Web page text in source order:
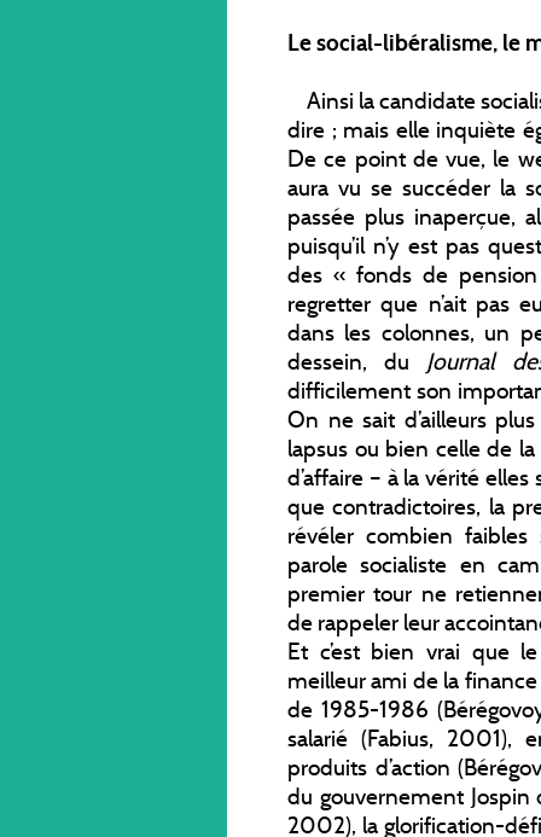
Le social-libéralisme, le
Ainsi la candidate
dire ; mais elle inquiète
De ce point de vue, le
aura vu se succéder la
passée plus inaperçue,
puisqu’il n’y est pas
des « fonds de
regretter que n’ait pas
dans les colonnes, un
dessein, du Journal
difficilement son
On ne sait d’ailleurs
lapsus ou bien celle de
d’affaire – à la vérité
que contradictoires, la
révéler combien
parole socialiste en
premier tour ne
de rappeler leur
Et c’est bien vrai que
meilleur ami de la
de 1985-1986
salarié (Fabius, 2001),
produits d’action
du gouvernement Jospin
2002), la glorification-